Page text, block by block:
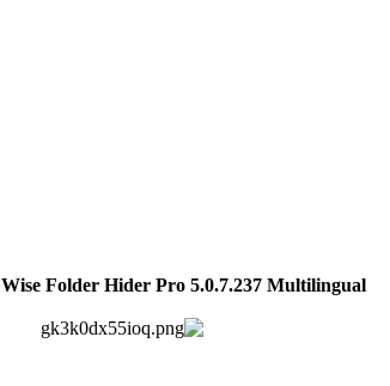
Wise Folder Hider Pro 5.0.7.237 Multilingual إخفاء المجلدات